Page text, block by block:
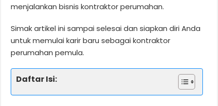
menjalankan bisnis kontraktor perumahan.
Simak artikel ini sampai selesai dan siapkan diri Anda
untuk memulai karir baru sebagai kontraktor
perumahan pemula.
Daftar Isi: